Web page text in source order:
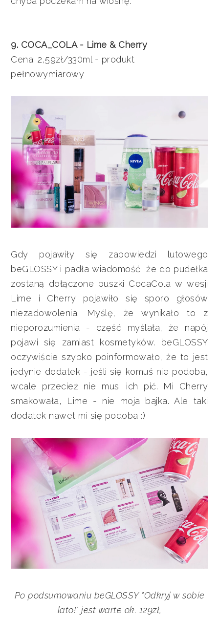
9. COCA_COLA - Lime & Cherry
Cena: 2,59zł/330ml - produkt
pełnowymiarowy
Gdy pojawiły się zapowiedzi lutowego
beGLOSSY i padła wiadomość, że do pudełka
zostaną dołączone puszki CocaCola w wesji
Lime i Cherry pojawiło się sporo głosów
niezadowolenia. Myślę, że wynikało to z
nieporozumienia - część myślała, że napój
pojawi się zamiast kosmetyków. beGLOSSY
oczywiście szybko poinformowało, że to jest
jedynie dodatek - jeśli się komuś nie podoba,
wcale przecież nie musi ich pić. Mi Cherry
smakowała, Lime - nie moja bajka. Ale taki
dodatek nawet mi się podoba :)
Po podsumowaniu beGLOSSY "Odkryj w sobie
lato!" jest warte ok. 129zł,